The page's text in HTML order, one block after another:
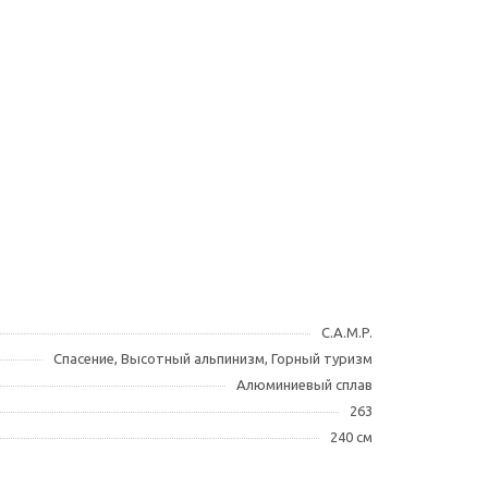
C.A.M.P.
Спасение, Высотный альпинизм, Горный туризм
Алюминиевый сплав
263
240 см